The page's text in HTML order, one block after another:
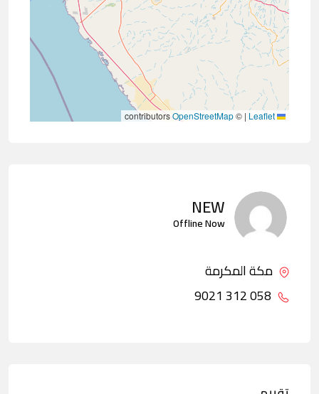
|
©
OpenStreetMap
contributors
NEW
Offline Now
مكة المكرمة